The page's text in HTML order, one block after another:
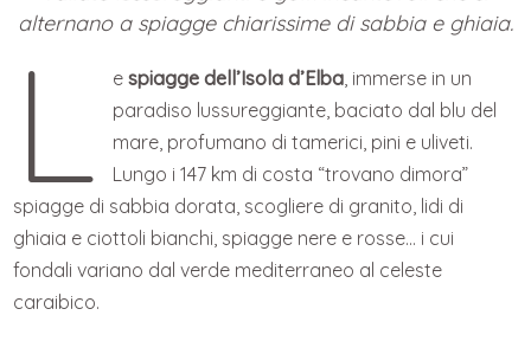
alternano a spiagge chiarissime di sabbia e ghiaia.
L e spiagge dell’Isola d’Elba, immerse in un
paradiso lussureggiante, baciato dal blu del
mare, profumano di tamerici, pini e uliveti.
Lungo i 147 km di costa “trovano dimora”
spiagge di sabbia dorata, scogliere di granito, lidi di
ghiaia e ciottoli bianchi, spiagge nere e rosse… i cui
fondali variano dal verde mediterraneo al celeste
caraibico.